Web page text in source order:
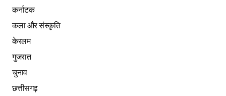
कर्नाटक
कला और संस्कृति
केरलम
गुजरात
चुनाव
छत्तीसगढ़